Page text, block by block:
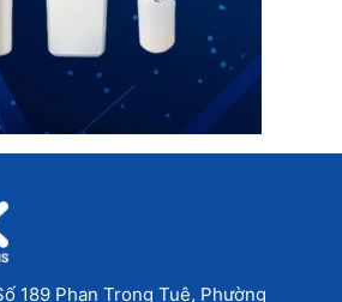
189 Phan Trọng Tuệ, Phường